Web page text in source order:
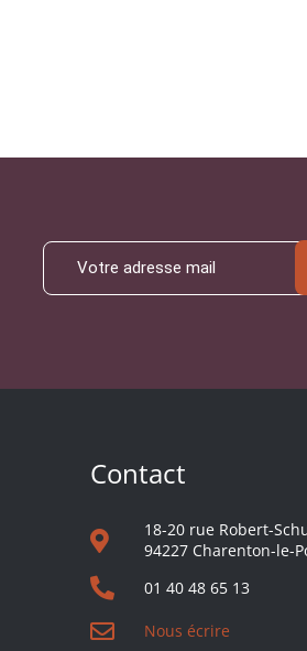
Contact
18-20 rue Robert-
94227 Charenton-le-
01 40 48 65 13
Nous écrire